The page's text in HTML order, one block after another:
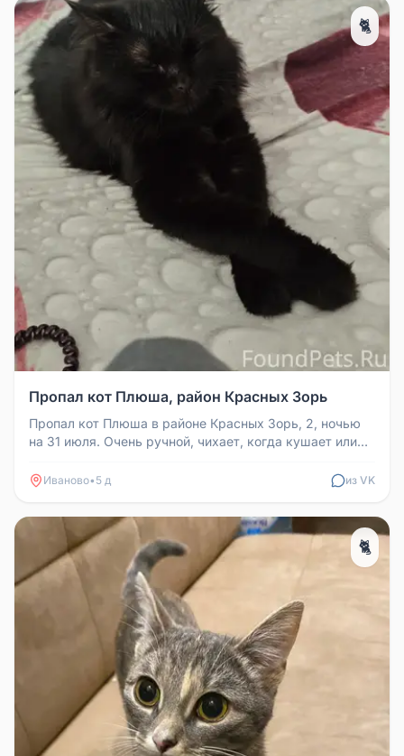
🐈
Пропал кот Плюша, район Красных Зорь
Пропал кот Плюша в районе Красных Зорь, 2, ночью
на 31 июля. Очень ручной, чихает, когда кушает или
Иваново• 5 д из VK
🐈